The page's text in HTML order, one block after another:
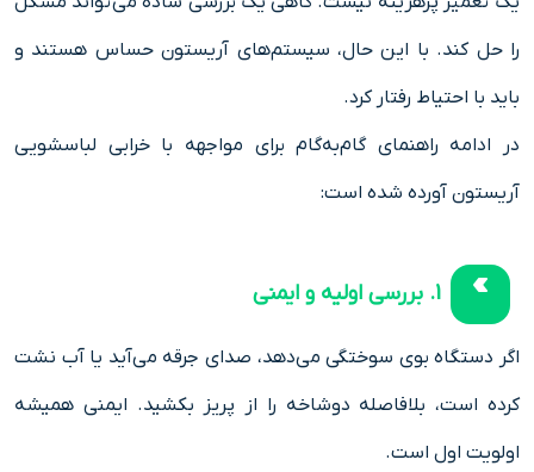
را حل کند. با این حال، سیستم‌های آریستون حساس هستند و
باید با احتیاط رفتار کرد.
در ادامه راهنمای گام‌به‌گام برای مواجهه با خرابی لباسشویی
آریستون آورده شده است:
1. بررسی اولیه و ایمنی
اگر دستگاه بوی سوختگی می‌دهد، صدای جرقه می‌آید یا آب نشت
کرده است، بلافاصله دوشاخه را از پریز بکشید. ایمنی همیشه
اولویت اول است.